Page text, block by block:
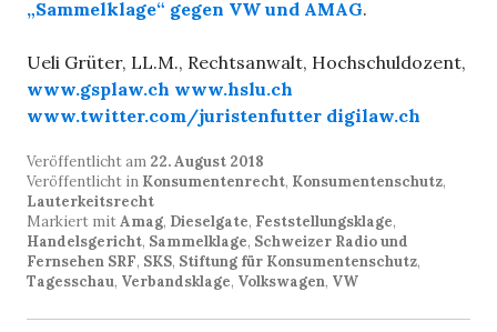
„Sammelklage“ gegen VW und AMAG.
Ueli Grüter, LL.M., Rechtsanwalt, Hochschuldozent,
www.gsplaw.ch www.hslu.ch
www.twitter.com/juristenfutter digilaw.ch
Veröffentlicht am 22. August 2018
Veröffentlicht in Konsumentenrecht, Konsumentenschutz,
Lauterkeitsrecht
Markiert mitAmag, Dieselgate, Feststellungsklage,
Handelsgericht, Sammelklage, Schweizer Radio und
Fernsehen SRF, SKS, Stiftung für Konsumentenschutz,
Tagesschau, Verbandsklage, Volkswagen, VW